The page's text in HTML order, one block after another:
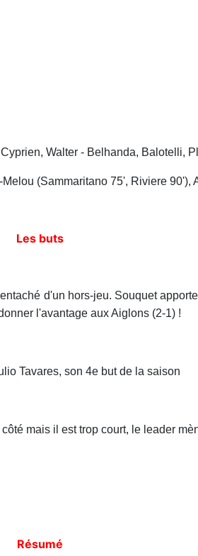
Walter - Belhanda, Balotelli,
(Sammaritano 75', Riviere 90'),
Les buts
d'un hors-jeu. Souquet
l'avantage aux Aiglons (2-1) !
Tavares, son 4e but de la saison
mais il est trop court, le leader
Résumé